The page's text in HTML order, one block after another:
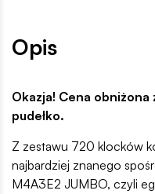
Opis
Okazja! Cena
pudełko.
Z zestawu 720 klocków
najbardziej znanego
M4A3E2 JUMBO, czyli